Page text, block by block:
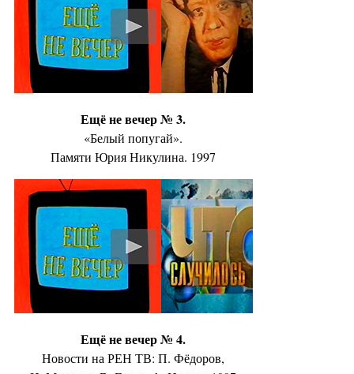
Ещё не вечер № 3.
«Белый попугай».
Памяти Юрия Никулина. 1997
Ещё не вечер № 4.
Новости на РЕН ТВ: П. Фёдоров,